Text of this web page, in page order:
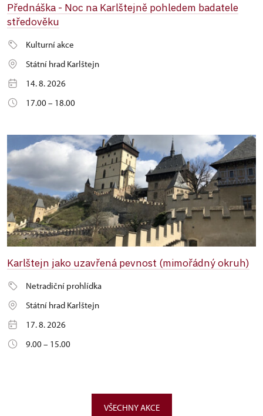
Přednáška - Noc na Karlštejně pohledem badatele
středověku
Kulturní akce
Státní hrad Karlštejn
14. 8. 2026
17.00 – 18.00
Karlštejn jako uzavřená pevnost (mimořádný okruh)
Netradiční prohlídka
Státní hrad Karlštejn
17. 8. 2026
9.00 – 15.00
VŠECHNY AKCE